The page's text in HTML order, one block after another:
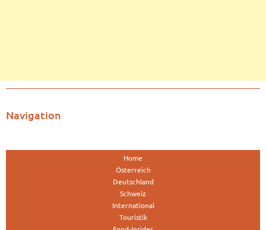
Navigation
Home
Österreich
Deutschland
Schweiz
International
Touristik